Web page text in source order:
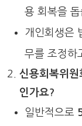
용 회복을 돕
개인회생은
무를 조정하
신용회복위
인가요?
일반적으로